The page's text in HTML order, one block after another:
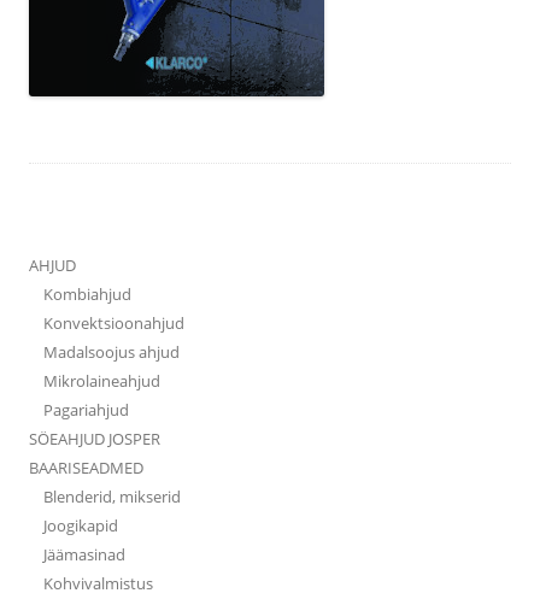
AHJUD
Kombiahjud
Konvektsioonahjud
Madalsoojus ahjud
Mikrolaineahjud
Pagariahjud
SÖEAHJUD JOSPER
BAARISEADMED
Blenderid, mikserid
Joogikapid
Jäämasinad
Kohvivalmistus